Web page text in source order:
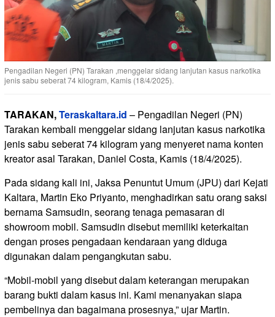
Pengadilan Negeri (PN) Tarakan ,menggelar sidang lanjutan kasus narkotika
jenis sabu seberat 74 kilogram, Kamis (18/4/2025).
TARAKAN,Teraskaltara.id – Pengadilan Negeri (PN)
Tarakan kembali menggelar sidang lanjutan kasus narkotika
jenis sabu seberat 74 kilogram yang menyeret nama konten
kreator asal Tarakan, Daniel Costa, Kamis (18/4/2025).
Pada sidang kali ini, Jaksa Penuntut Umum (JPU) dari Kejati
Kaltara, Martin Eko Priyanto, menghadirkan satu orang saksi
bernama Samsudin, seorang tenaga pemasaran di
showroom mobil. Samsudin disebut memiliki keterkaitan
dengan proses pengadaan kendaraan yang diduga
digunakan dalam pengangkutan sabu.
“Mobil-mobil yang disebut dalam keterangan merupakan
barang bukti dalam kasus ini. Kami menanyakan siapa
pembelinya dan bagaimana prosesnya,” ujar Martin.